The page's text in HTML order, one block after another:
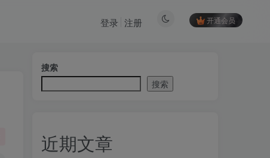
开通会员
登录 注册
搜索
搜索
近期文章